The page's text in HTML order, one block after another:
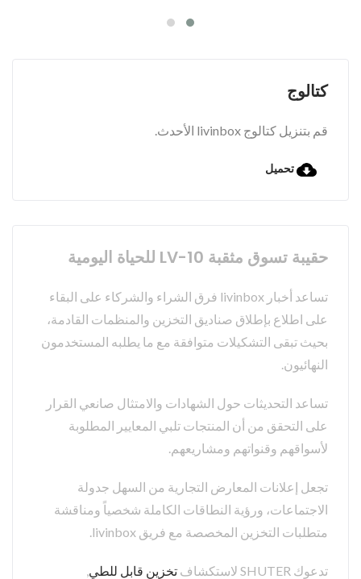
كتالوج
قم بتنزيل كتالوج livinbox الأحدث.
تحميل
حقيبة تسوق مثقبة LV-10 للحياة اليومية
تساعد أخبار livinbox فرق الشراء والشركاء على البقاء
على اطلاع بإطلاق صناديق التخزين والمنظمات القادمة،
بحيث تبقى التشكيلات متوافقة مع ما يطلبه المستخدمون
النهائيون.
تساعد التحديثات حول الشهادات والامتثال صانعي القرار
على التحقق من أن المنتجات تلبي المعايير المطلوبة
لأسواقهم وقنواتهم ومشاريعهم.
تجعل إعلانات المعارض التجارية من السهل جدولة
الاجتماعات، ورؤية النطاقات الكاملة شخصياً ومناقشة
متطلبات التخزين المخصصة مع فريق livinbox.
تدعوك SHUTER لاستكشاف تخزين قابل للطي,